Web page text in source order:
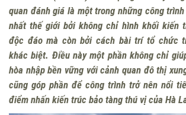
quan đánh giá là một trong những công
nhất thế giới bởi không chỉ hình khối kiến
độc đáo mà còn bởi cách bài trí tổ chức
khác biệt. Điều này một phần không chỉ
hòa nhập bền vững với cảnh quan đô thị
cũng góp phần để công trình trở nên nổi
điểm nhấn kiến trúc bảo tàng thú vị của Hà